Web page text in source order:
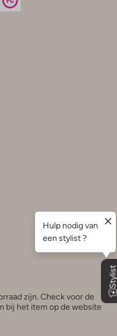
zijn. Check voor de
bij het item op de website